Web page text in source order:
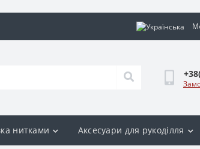
нитками Аксесуари для рукоділля